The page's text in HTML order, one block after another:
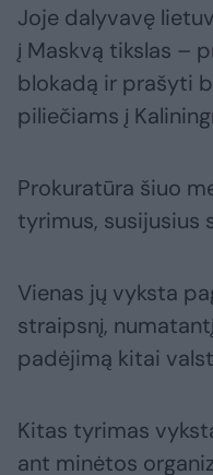
Joje dalyvavę
į Maskvą tikslas –
blokadą ir prašyti
piliečiams į
Prokuratūra šiuo
tyrimus, susijusius
Vienas jų vyksta
straipsnį,
padėjimą kitai
Kitas tyrimas
ant minėtos